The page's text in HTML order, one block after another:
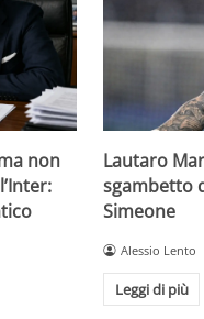
non
Lautaro
sgambetto
Simeone
Alessio Lento
Leggi di più